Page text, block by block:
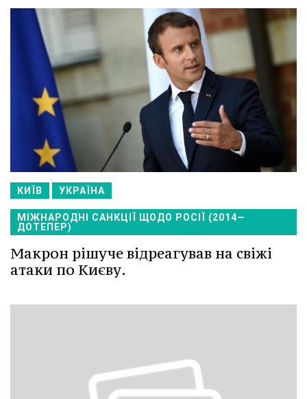
КИЇВ УКРАЇНА
МІЖНАРОДНІ САНКЦІЇ ЩОДО РОСІЇ (2014—
ДОТЕПЕР)
Макрон рішуче відреагував на свіжі
атаки по Києву.